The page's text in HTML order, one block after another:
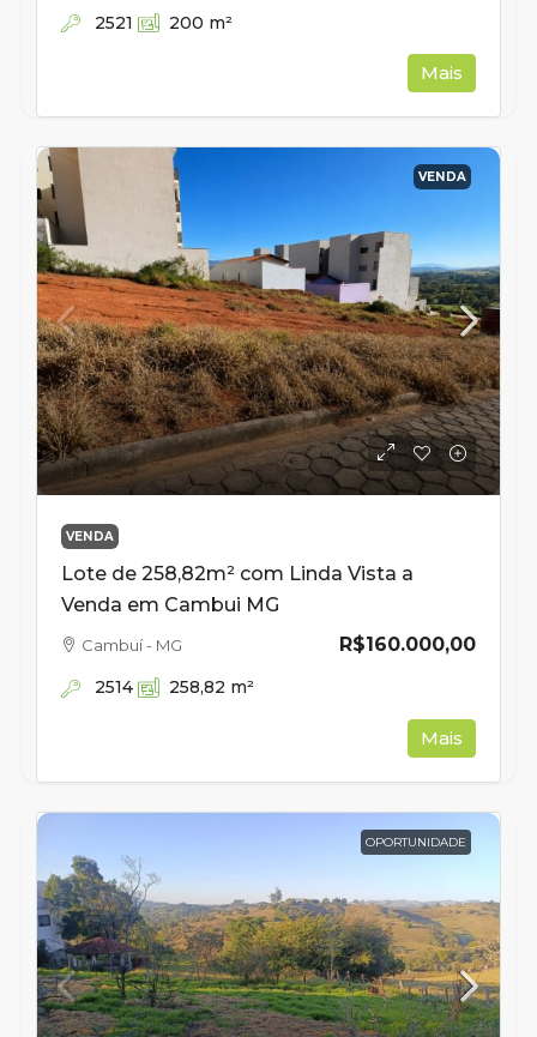
2521 200 m²
Mais
VENDA
VENDA
Lote de 258,82m² com Linda Vista a
Venda em Cambui MG
R$160.000,00
Cambuí - MG
2514 258,82 m²
Mais
OPORTUNIDADE